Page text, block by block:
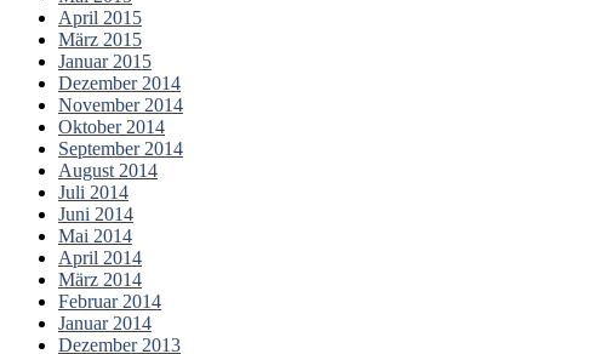
April 2015
März 2015
Januar 2015
Dezember 2014
November 2014
Oktober 2014
September 2014
August 2014
Juli 2014
Juni 2014
Mai 2014
April 2014
März 2014
Februar 2014
Januar 2014
Dezember 2013